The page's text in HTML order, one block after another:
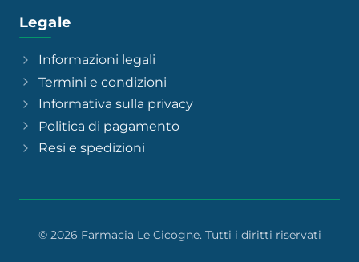
Legale
Informazioni legali
Termini e condizioni
Informativa sulla privacy
Politica di pagamento
Resi e spedizioni
© 2026 Farmacia Le Cicogne. Tutti i diritti riservati